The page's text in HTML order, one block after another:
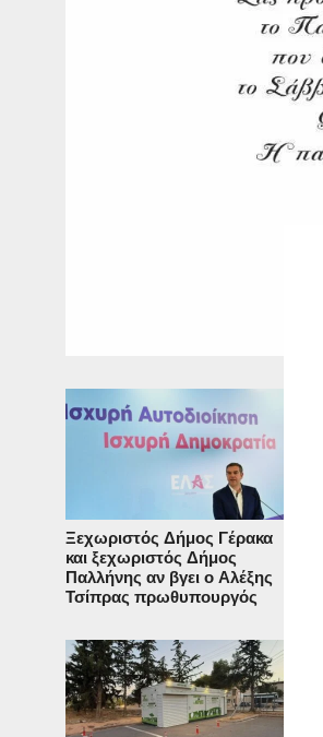
Ξεχωριστός Δήμος Γέρακα
και ξεχωριστός Δήμος
Παλλήνης αν βγει ο Αλέξης
Τσίπρας πρωθυπουργός